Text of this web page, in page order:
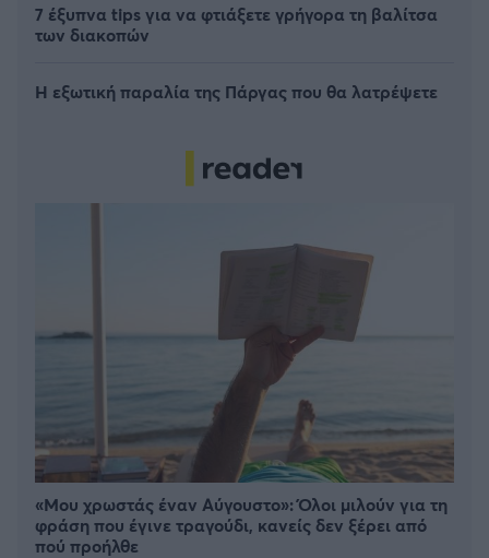
7 έξυπνα tips για να φτιάξετε γρήγορα τη βαλίτσα
των διακοπών
Η εξωτική παραλία της Πάργας που θα λατρέψετε
«Μου χρωστάς έναν Αύγουστο»: Όλοι μιλούν για τη
φράση που έγινε τραγούδι, κανείς δεν ξέρει από
πού προήλθε